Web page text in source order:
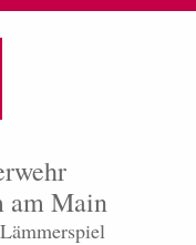
am Main